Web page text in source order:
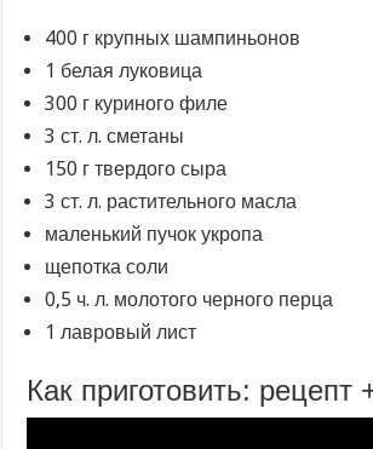
400 г крупных шампиньонов
1 белая луковица
300 г куриного филе
3 ст. л. сметаны
150 г твердого сыра
3 ст. л. растительного масла
маленький пучок укропа
щепотка соли
0,5 ч. л. молотого черного перца
1 лавровый лист
Как приготовить: